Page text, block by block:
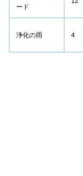
ード
浄化の雨 4